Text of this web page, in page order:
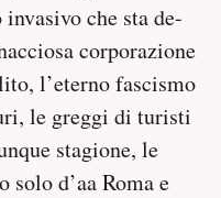
che sta de-
corporazione
l’eterno fascismo
le greggi di turisti
stagione, le
d’aa Roma e